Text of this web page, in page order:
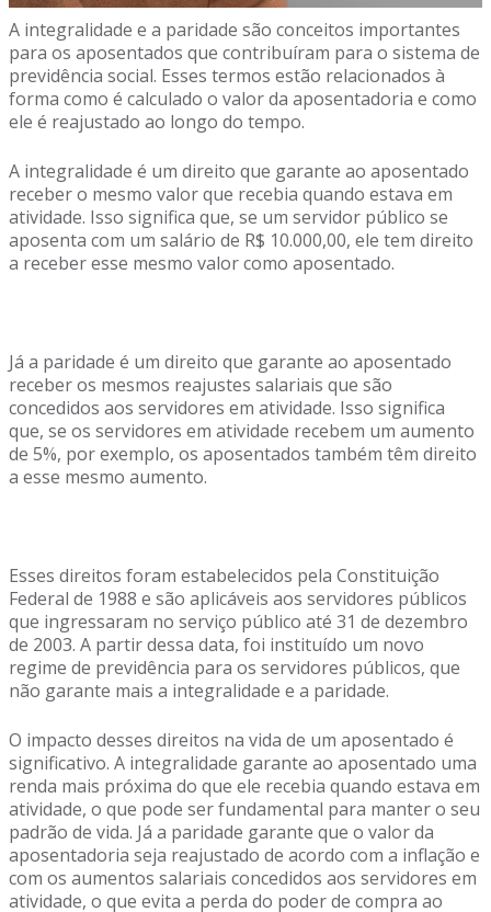
A integralidade e a paridade são conceitos importantes
para os aposentados que contribuíram para o sistema de
previdência social. Esses termos estão relacionados à
forma como é calculado o valor da aposentadoria e como
ele é reajustado ao longo do tempo.
A integralidade é um direito que garante ao aposentado
receber o mesmo valor que recebia quando estava em
atividade. Isso significa que, se um servidor público se
aposenta com um salário de R$ 10.000,00, ele tem direito
a receber esse mesmo valor como aposentado.
Já a paridade é um direito que garante ao aposentado
receber os mesmos reajustes salariais que são
concedidos aos servidores em atividade. Isso significa
que, se os servidores em atividade recebem um aumento
de 5%, por exemplo, os aposentados também têm direito
a esse mesmo aumento.
Esses direitos foram estabelecidos pela Constituição
Federal de 1988 e são aplicáveis aos servidores públicos
que ingressaram no serviço público até 31 de dezembro
de 2003. A partir dessa data, foi instituído um novo
regime de previdência para os servidores públicos, que
não garante mais a integralidade e a paridade.
O impacto desses direitos na vida de um aposentado é
significativo. A integralidade garante ao aposentado uma
renda mais próxima do que ele recebia quando estava em
atividade, o que pode ser fundamental para manter o seu
padrão de vida. Já a paridade garante que o valor da
aposentadoria seja reajustado de acordo com a inflação e
com os aumentos salariais concedidos aos servidores em
atividade, o que evita a perda do poder de compra ao